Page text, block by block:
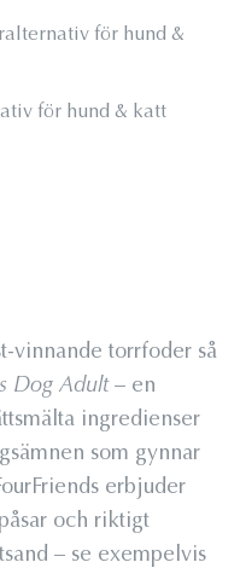
för hund &
för hund & katt
vinnande torrfoder så
Dog Adult– en
ingredienser
som gynnar
erbjuder
och riktigt
– se exempelvis